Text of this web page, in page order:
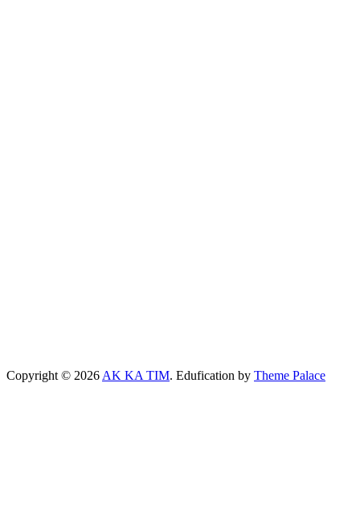
Copyright © 2026 AK KA TIM. Edufication by Theme Palace